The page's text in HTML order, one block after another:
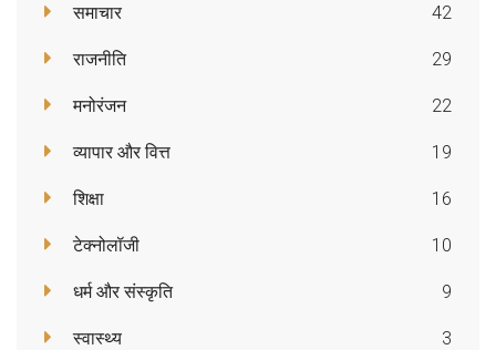
समाचार 42
राजनीति 29
मनोरंजन 22
व्यापार और वित्त 19
शिक्षा 16
टेक्नोलॉजी 10
धर्म और संस्कृति 9
स्वास्थ्य 3